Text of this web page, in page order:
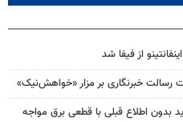
از فیفا شد
رسالت خبرنگاری بر مزار «خواهش‌نیک»
بدون اطلاع قبلی با قطعی برق مواجه